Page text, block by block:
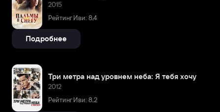
2015
Рейтинг Иви: 8,4
Подробнее
Три метра над уровнем неба: Я тебя хочу
2012
Рейтинг Иви: 8,2